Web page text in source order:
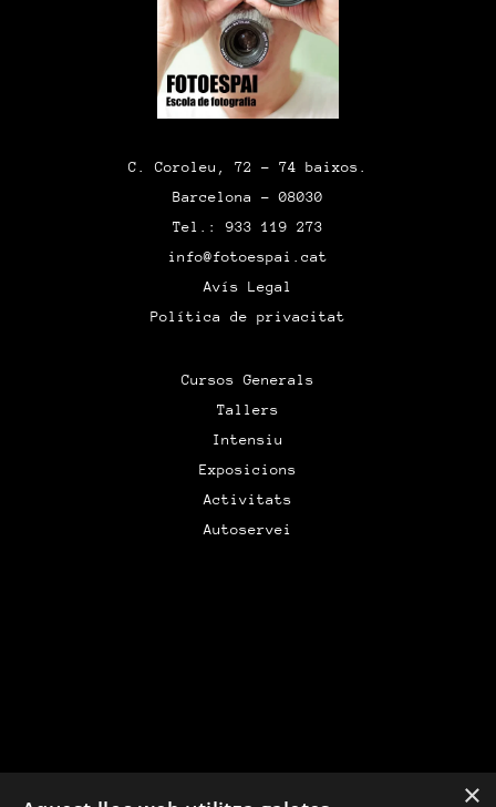
C. Coroleu, 72 – 74 baixos.
Barcelona – 08030
Tel.: 933 119 273
info@fotoespai.cat
Avís Legal
Política de privacitat
Cursos Generals
Tallers
Intensiu
Exposicions
Activitats
Autoservei
×